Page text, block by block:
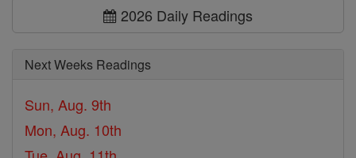
2026 Daily Readings
Next Weeks Readings
Sun, Aug. 9th
Mon, Aug. 10th